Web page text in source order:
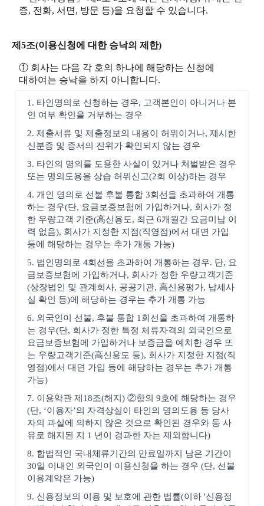
증, 전화, 서면, 방문 등)을 요청할 수 있습니다.
제5조(이용신청에 대한 승낙의 제한)
① 회사는 다음 각 호의 하나에 해당하는 신청에
대하여는 승낙을 하지 아니합니다.
1. 타인명의로 신청하는 경우, 고객본인이 아니거나 본
인 여부 확인을 거부하는 경우
2. 제출서류 및 제출정보의 내용이 허위이거나, 제시한
신분증 및 증서의 진위가 확인되지 않는 경우
3. 타인의 명의를 도용한 사실이 있거나 처벌받은 경우
또는 명의도용을 상습 허위신고(2회 이상)하는 경우
4. 개인 명의로 선불 후불 통합 3회선을 초과하여 개통
하는 경우(단, 요금보증보험에 가입하거나, 회사가 정
한 우량고객 기준(高신용도, 최근 6개월간 요금미납 이
력 없음), 회사가 지정한 지점(직영점)에서 대면 가입
등에 해당하는 경우는 추가 개통 가능)
5. 법인명의로 4회선을 초과하여 개통하는 경우. 단, 요
금보증보험에 가입하거나, 회사가 정한 우량고객기준
(상장법인 및 관계회사, 공공기관, 高신용평가, 납세사
실 확인 등)에 해당하는 경우는 추가 개통 가능
6. 외국인이 선불, 후불 통합 1회선을 초과하여 개통하
는 경우(단, 회사가 정한 특정 체류자격의 외국인으로
요금보증보험에 가입하거나 보증금을 예치한 경우 또
는 우량고객기준(高신용도 등), 회사가 지정한 지점(직
영점)에서 대면 가입 등에 해당하는 경우는 추가 개통
가능)
7. 이용약관 제18조(해지) ②항의 9호에 해당하는 경우
(단, ‘이용자’의 자격상실이 타인의 명의도용 등 당사
자의 과실에 의하지 않은 것으로 확인된 경우와 동 사
유로 해지된 지 1 년이 경과한 자는 제외합니다)
8. 합법적인 국내체류기간의 만료일까지 남은 기간이
30일 이내인 외국인이 이용신청을 하는 경우 (단, 선불
이용계약은 가능)
9. 신용정보의 이용 및 보호에 관한 법률(이하 '신용정